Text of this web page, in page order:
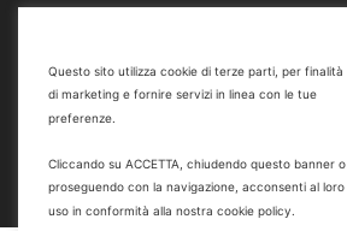
Email
marketing@battipaglia1929.it
carminegaldi@virgilio.it
Questo sito utilizza cookie di terze parti, per finalità
di marketing e fornire servizi in linea con le tue
preferenze.
Cliccando su ACCETTA, chiudendo questo banner o
proseguendo con la navigazione, acconsenti al loro
uso in conformità alla nostra cookie policy.